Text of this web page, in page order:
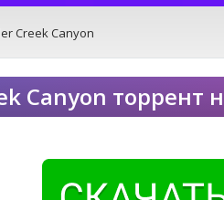
Creek Canyon
Canyon торрент